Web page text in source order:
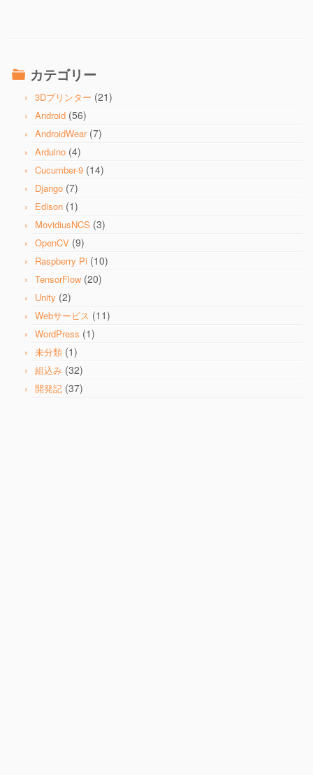
カテゴリー
3Dプリンター (21)
Android (56)
AndroidWear(7)
Arduino (4)
Cucumber-9 (14)
Django (7)
Edison (1)
MovidiusNCS (3)
OpenCV (9)
Raspberry Pi (10)
TensorFlow (20)
Unity (2)
Webサービス (11)
WordPress (1)
未分類 (1)
組込み (32)
開発記 (37)